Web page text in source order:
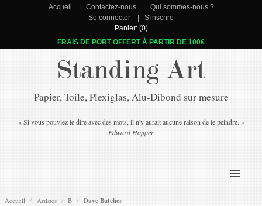
Accueil Contactez-nous
Qui sommes-nous ?
Se connecter
S'inscrire
Panier: (0)
FRAIS DE PORT OFFERT À PARTIR DE 100€
Standing Art
Papier, Toile, Plexiglas, Alu-Dibond sur mesure
« Si vous pouviez le dire avec des mots, il n'y aurait aucune raison de le peindre. »
Edward Hopper
Accueil Artistes B Dave Butcher